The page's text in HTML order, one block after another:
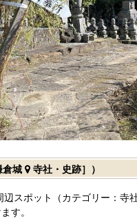
倉城 寺社・史跡］）
スポット（カテゴリー：寺
す。